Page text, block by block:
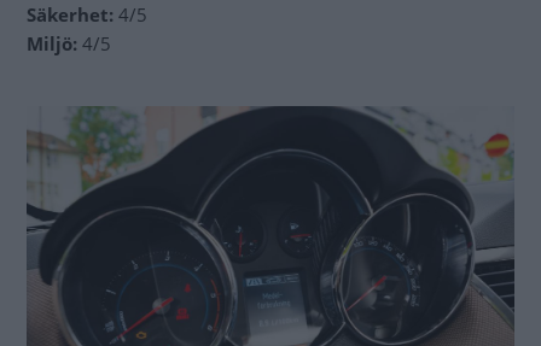
Säkerhet: 4/5
Miljö: 4/5